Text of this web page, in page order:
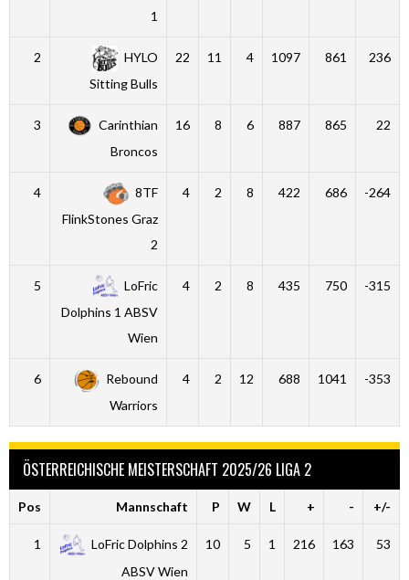
1
2
HYLO
Sitting Bulls
22 11 4 1097 861 236
3
Carinthian
Broncos
16 8 6 887 865 22
4
8TF
FlinkStones Graz
2
4 2 8 422 686 -264
5
LoFric
Dolphins 1 ABSV
Wien
4 2 8 435 750 -315
6
Rebound
Warriors
4 2 12 688 1041 -353
ÖSTERREICHISCHE MEISTERSCHAFT 2025/26 LIGA 2
Pos Mannschaft P W L + - +/-
1
LoFric Dolphins 2
ABSV Wien
10 5 1 216 163 53